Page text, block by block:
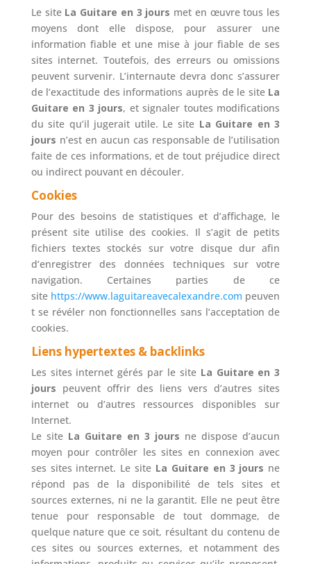
Le site La Guitare en 3 jours met en œuvre tous les
moyens dont elle dispose, pour assurer une
information fiable et une mise à jour fiable de ses
sites internet. Toutefois, des erreurs ou omissions
peuvent survenir. L’internaute devra donc s’assurer
de l’exactitude des informations auprès de le site La
Guitare en 3 jours, et signaler toutes modifications
du site qu’il jugerait utile. Le site La Guitare en 3
jours n’est en aucun cas responsable de l’utilisation
faite de ces informations, et de tout préjudice direct
ou indirect pouvant en découler.
Cookies
Pour des besoins de statistiques et d’affichage, le
présent site utilise des cookies. Il s’agit de petits
fichiers textes stockés sur votre disque dur afin
d’enregistrer des données techniques sur votre
navigation. Certaines parties de ce
site https://www.laguitareavecalexandre.com peuven
t se révéler non fonctionnelles sans l’acceptation de
cookies.
Liens hypertextes & backlinks
Les sites internet gérés par le site La Guitare en 3
jours peuvent offrir des liens vers d’autres sites
internet ou d’autres ressources disponibles sur
Internet.
Le site La Guitare en 3 jours ne dispose d’aucun
moyen pour contrôler les sites en connexion avec
ses sites internet. Le site La Guitare en 3 jours ne
répond pas de la disponibilité de tels sites et
sources externes, ni ne la garantit. Elle ne peut être
tenue pour responsable de tout dommage, de
quelque nature que ce soit, résultant du contenu de
ces sites ou sources externes, et notamment des